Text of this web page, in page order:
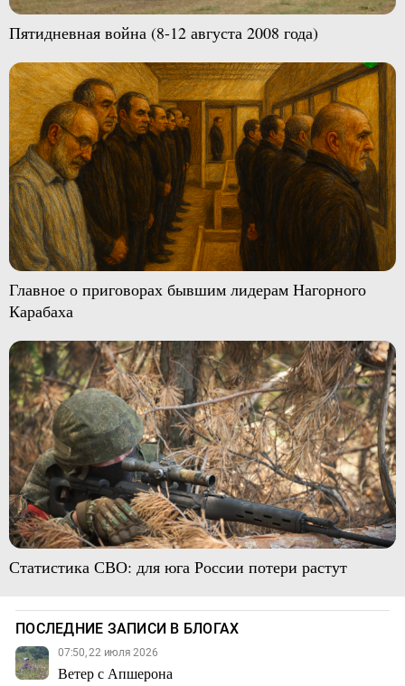
Пятидневная война (8-12 августа 2008 года)
Главное о приговорах бывшим лидерам Нагорного
Карабаха
Статистика СВО: для юга России потери растут
ПОСЛЕДНИЕ ЗАПИСИ В БЛОГАХ
07:50, 22 июля 2026
Ветер с Апшерона